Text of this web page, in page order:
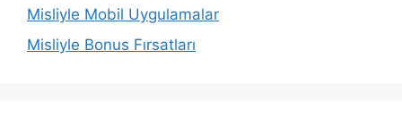
Misliyle Mobil Uygulamalar
Misliyle Bonus Fırsatları